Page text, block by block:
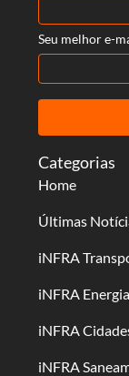
Categorias
Home
Últimas
iNFRA
iNFRA Energia
iNFRA
iNFRA
Seu melhor e-